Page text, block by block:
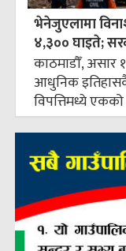
भेनेजुएलामा
४,३०० घाइते;
काठमाडौँ,
आधुनिक
विपत्तिमध्ये